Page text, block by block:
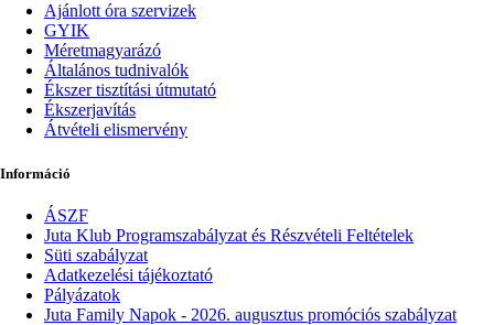
Ajánlott óra szervizek
GYIK
Méretmagyarázó
Általános tudnivalók
Ékszer tisztítási útmutató
Ékszerjavítás
Átvételi elismervény
Információ
ÁSZF
Juta Klub Programszabályzat és Részvételi Feltételek
Süti szabályzat
Adatkezelési tájékoztató
Pályázatok
Juta Family Napok - 2026. augusztus promóciós szabályzat